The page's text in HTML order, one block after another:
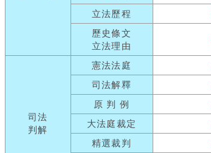
立法歷程
歷史條文
立法理由
司法
判解
憲法法庭
司法解釋
原 判 例
大法庭裁定
精選裁判